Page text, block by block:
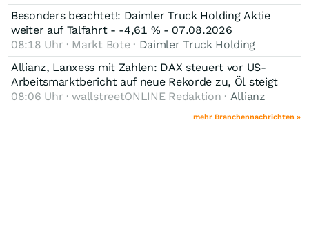
Besonders beachtet!: Daimler Truck Holding Aktie
weiter auf Talfahrt - -4,61 % - 07.08.2026
08:18 Uhr · Markt Bote · Daimler Truck Holding
Allianz, Lanxess mit Zahlen: DAX steuert vor US-
Arbeitsmarktbericht auf neue Rekorde zu, Öl steigt
08:06 Uhr · wallstreetONLINE Redaktion · Allianz
mehr Branchennachrichten »